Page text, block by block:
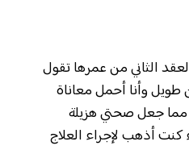
العقد الثاني من عمرها تقول
طويل وأنا أحمل معاناة
جعل صحتي هزيلة
كنت أذهب لإجراء العلاج